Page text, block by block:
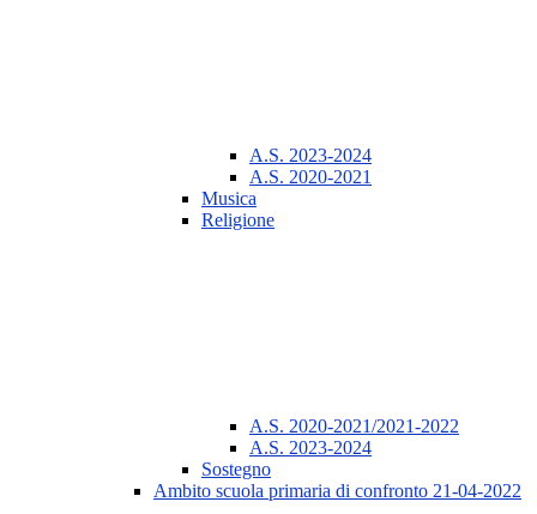
A.S. 2023-2024
A.S. 2020-2021
Musica
Religione
A.S. 2020-2021/2021-2022
A.S. 2023-2024
Sostegno
Ambito scuola primaria di confronto 21-04-2022